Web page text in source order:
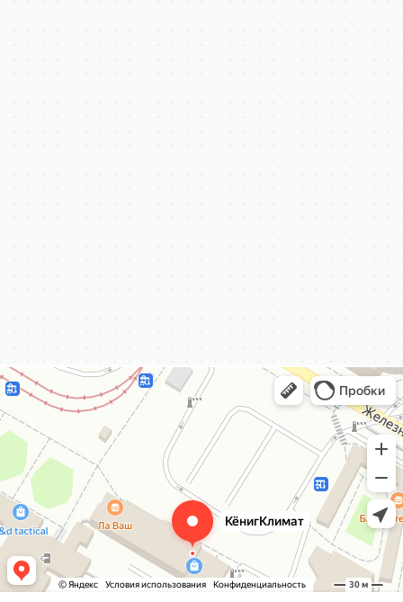
КёнигКлимат
Кондиционеры в Калининграде
Установка кондиционеров в Калининграде